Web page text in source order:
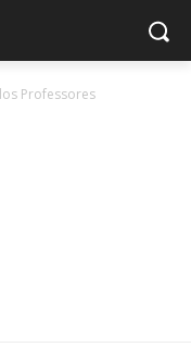
Professores